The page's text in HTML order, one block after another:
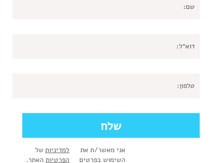
אני מאשר/ת את
השימוש בפרטים
למדיניות
הפרטיות
של
האתר.